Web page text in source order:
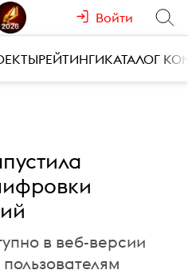
Войти
РЕЙТИНГИКАТАЛОГ
в веб-версии